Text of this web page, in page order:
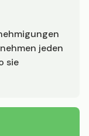
jeden
sie